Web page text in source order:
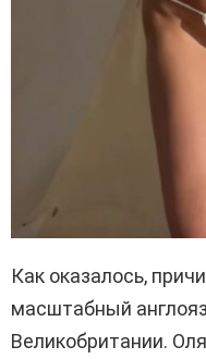
Как оказалось,
масштабный
Великобритании.